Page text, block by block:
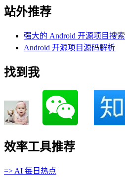
站外推荐
强大的 Android 开源项目搜索
Android 开源项目源码解析
找到我
效率工具推荐
=> AI 每日热点